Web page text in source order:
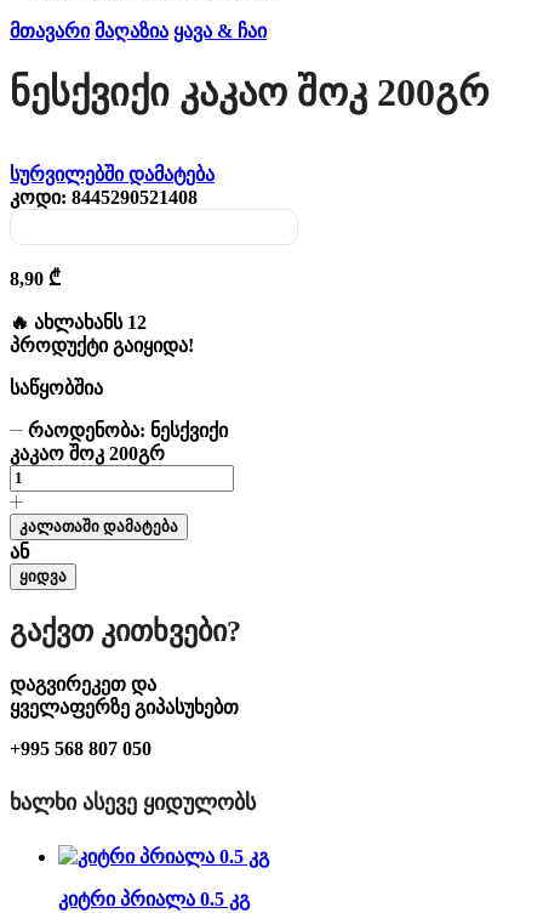
მთავარი მაღაზია ყავა & ჩაი
Ნესქვიქი Კაკაო Შოკ 200გრ
სურვილებში დამატება
კოდი: 8445290521408
8,90 ₾
🔥 ახლახანს 12
პროდუქტი გაიყიდა!
საწყობშია
რაოდენობა: ნესქვიქი
კაკაო შოკ 200გრ
კალათაში დამატება
ან
ყიდვა
Გაქვთ Კითხვები?
დაგვირეკეთ და
ყველაფერზე გიპასუხებთ
+995 568 807 050
ᲮᲐᲚᲮᲘ ᲐᲡᲔᲕᲔ ᲧᲘᲓᲣᲚᲝᲑᲡ
კიტრი პრიალა 0.5 კგ